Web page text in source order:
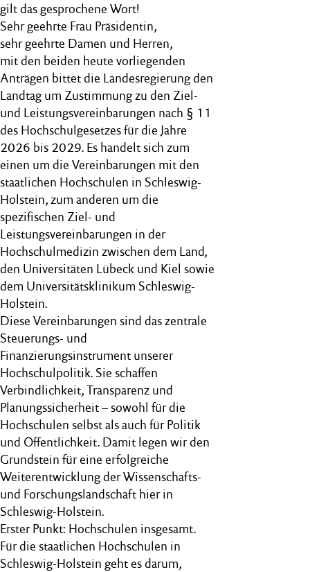
gilt das gesprochene Wort!
Sehr geehrte Frau Präsidentin,
sehr geehrte Damen und Herren,
mit den beiden heute vorliegenden
Anträgen bittet die Landesregierung den
Landtag um Zustimmung zu den Ziel-
und Leistungsvereinbarungen nach § 11
des Hochschulgesetzes für die Jahre
2026 bis 2029. Es handelt sich zum
einen um die Vereinbarungen mit den
staatlichen Hochschulen in Schleswig-
Holstein, zum anderen um die
spezifischen Ziel- und
Leistungsvereinbarungen in der
Hochschulmedizin zwischen dem Land,
den Universitäten Lübeck und Kiel sowie
dem Universitätsklinikum Schleswig-
Holstein.
Diese Vereinbarungen sind das zentrale
Steuerungs- und
Finanzierungsinstrument unserer
Hochschulpolitik. Sie schaffen
Verbindlichkeit, Transparenz und
Planungssicherheit – sowohl für die
Hochschulen selbst als auch für Politik
und Öffentlichkeit. Damit legen wir den
Grundstein für eine erfolgreiche
Weiterentwicklung der Wissenschafts-
und Forschungslandschaft hier in
Schleswig-Holstein.
Erster Punkt: Hochschulen insgesamt.
Für die staatlichen Hochschulen in
Schleswig-Holstein geht es darum,